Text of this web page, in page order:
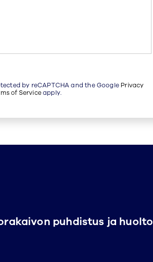
by reCAPTCHA and the Google Privacy
of Serviceapply.
puhdistus ja huolto